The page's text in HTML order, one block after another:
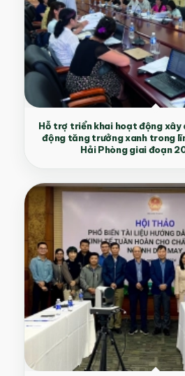
Hỗ trợ triển khai hoạt động xây
động tăng trưởng xanh trong
Hải Phòng giai đoạn